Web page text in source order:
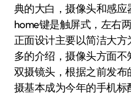
典的大白，摄像头和感
home键是触屏式，左右
正面设计主要以简洁大
多的介绍，摄像头方面
双摄镜头，根据之前发布
摄基本成为今年的手机